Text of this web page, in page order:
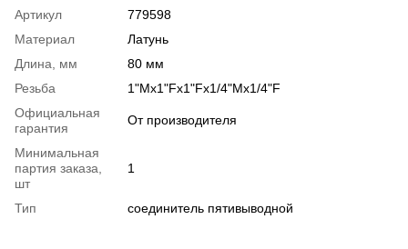
Артикул
779598
Материал
Латунь
Длина, мм
80 мм
Резьба
1"Мx1"Fx1"Fx1/4"Mx1/4"F
Официальная
гарантия
От производителя
Минимальная
партия заказа,
шт
1
Тип соединитель пятивыводной